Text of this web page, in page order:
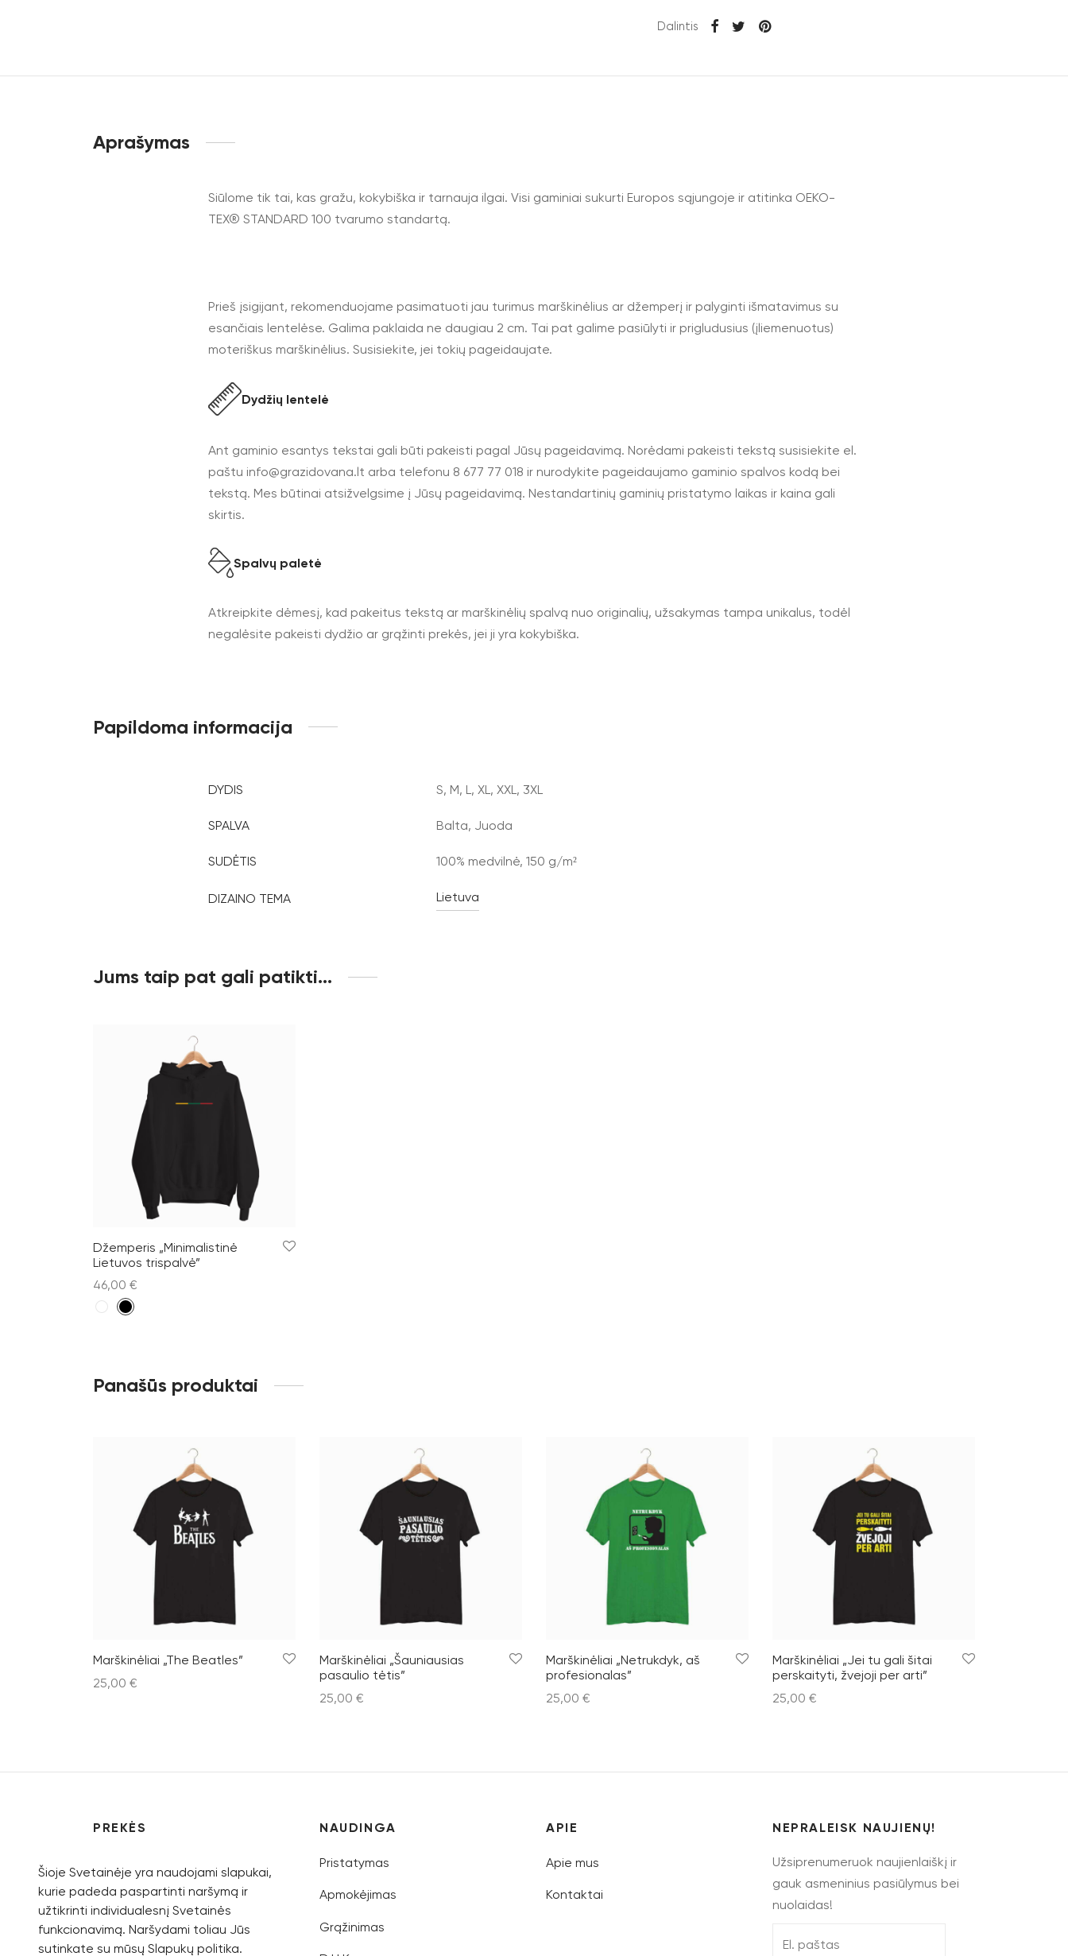
Dalintis
Aprašymas
Siūlome tik tai, kas gražu, kokybiška ir tarnauja ilgai. Visi gaminiai sukurti Europos sąjungoje ir atitinka OEKO-
TEX® STANDARD 100 tvarumo standartą.
Prieš įsigijant, rekomenduojame pasimatuoti jau turimus marškinėlius ar džemperį ir palyginti išmatavimus su
esančiais lentelėse. Galima paklaida ne daugiau 2 cm. Tai pat galime pasiūlyti ir prigludusius (įliemenuotus)
moteriškus marškinėlius. Susisiekite, jei tokių pageidaujate.
Dydžių lentelė
Ant gaminio esantys tekstai gali būti pakeisti pagal Jūsų pageidavimą. Norėdami pakeisti tekstą susisiekite el.
paštu info@grazidovana.lt arba telefonu 8 677 77 018 ir nurodykite pageidaujamo gaminio spalvos kodą bei
tekstą. Mes būtinai atsižvelgsime į Jūsų pageidavimą. Nestandartinių gaminių pristatymo laikas ir kaina gali
skirtis.
Spalvų paletė
Atkreipkite dėmesį, kad pakeitus tekstą ar marškinėlių spalvą nuo originalių, užsakymas tampa unikalus, todėl
negalėsite pakeisti dydžio ar grąžinti prekės, jei ji yra kokybiška.
Papildoma informacija
DYDIS S, M, L, XL, XXL, 3XL
SPALVA Balta, Juoda
SUDĖTIS 100% medvilnė, 150 g/m²
DIZAINO TEMA Lietuva
Jums taip pat gali patikti…
Džemperis „Minimalistinė
Lietuvos trispalvė”
46,00 €
Pasirinkti savybes
Panašūs produktai
Marškinėliai „The Beatles”
25,00 €
Marškinėliai „Šauniausias
pasaulio tėtis”
25,00 €
Marškinėliai „Netrukdyk, aš
profesionalas”
25,00 €
Marškinėliai „Jei tu gali šitai
perskaityti, žvejoji per arti”
25,00 €
PREKĖS
Moterims
Vaikams
NAUDINGA
Pristatymas
Apmokėjimas
Grąžinimas
APIE
Apie mus
Kontaktai
NEPRALEISK NAUJIENŲ!
Užsiprenumeruok naujienlaiškį ir
gauk asmeninius pasiūlymus bei
nuolaidas!
Šioje Svetainėje yra naudojami slapukai,
kurie padeda paspartinti naršymą ir
užtikrinti individualesnį Svetainės
funkcionavimą. Naršydami toliau Jūs
sutinkate su mūsų Slapukų politika.